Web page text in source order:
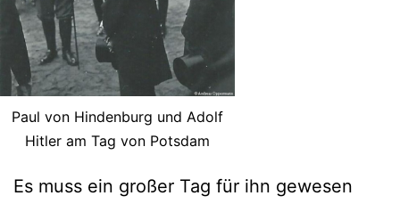
Paul von Hindenburg und Adolf
Hitler am Tag von Potsdam
Es muss ein großer Tag für ihn gewesen